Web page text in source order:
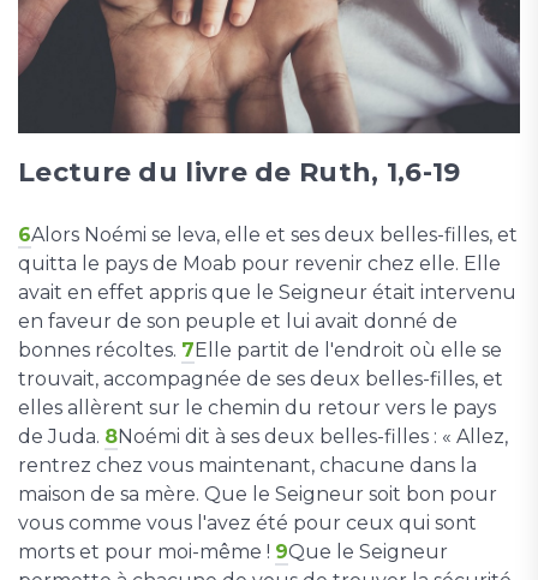
Lecture du livre de Ruth, 1,6-19
6Alors Noémi se leva, elle et ses deux belles-filles, et
quitta le pays de Moab pour revenir chez elle. Elle
avait en effet appris que le Seigneur était intervenu
en faveur de son peuple et lui avait donné de
bonnes récoltes. 7Elle partit de l'endroit où elle se
trouvait, accompagnée de ses deux belles-filles, et
elles allèrent sur le chemin du retour vers le pays
de Juda. 8Noémi dit à ses deux belles-filles : « Allez,
rentrez chez vous maintenant, chacune dans la
maison de sa mère. Que le Seigneur soit bon pour
vous comme vous l'avez été pour ceux qui sont
morts et pour moi-même ! 9Que le Seigneur